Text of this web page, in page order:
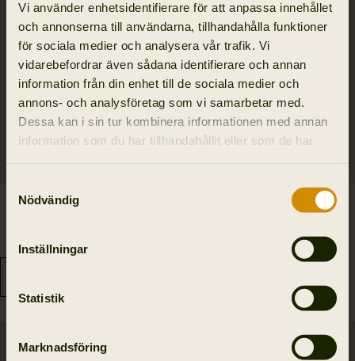
Vi använder enhetsidentifierare för att anpassa innehållet
och annonserna till användarna, tillhandahålla funktioner
för sociala medier och analysera vår trafik. Vi
vidarebefordrar även sådana identifierare och annan
information från din enhet till de sociala medier och
annons- och analysföretag som vi samarbetar med.
Dessa kan i sin tur kombinera informationen med annan
information som du har tillhandahållit eller som de har
Nödvändig
Inställningar
Statistik
Marknadsföring
Logmar Insulated
3 795.00 SEK
Logmar HWS packable